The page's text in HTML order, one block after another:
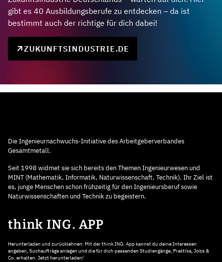
gibt es 40 Ausbildungsberufe zu entdecken – da ist
bestimmt auch der richtige für dich dabei!
ZUKUNFTSINDUSTRIE.DE
Die Ingenieurnachwuchs-Initiative des Arbeitgeberverbandes
Gesamtmetall.
Seit 1998 widmet sie sich bereits den Themen Ingenieurwesen und
MINT (Mathematik, Informatik, Naturwissenschaft, Technik). Ihr Ziel ist
es, junge Menschen schon frühzeitig für den Ingenieursberuf sowie
Naturwissenschaften und Technik zu begeistern.
think ING. APP
Herunterladen und zurücklehnen: Mit der think ING. App kannst du deine Interessen
angeben, Suchaufträge anlegen und die für dich passenden Studiengänge, Praktika, Jobs &
Co. erhalten. Jetzt herunterladen!